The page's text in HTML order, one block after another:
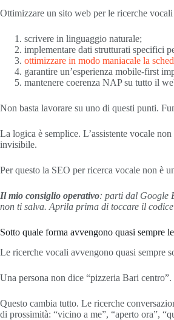
Ottimizzare un sito web per le ricerche
scrivere in linguaggio naturale;
implementare dati strutturati specifici
ottimizzare in modo maniacale la
garantire un’esperienza mobile-first
mantenere coerenza NAP su tutto il
Non basta lavorare su uno di questi punti.
La logica è semplice. L’assistente vocale
invisibile.
Per questo la SEO per ricerca vocale non è
Il mio consiglio operativo: parti dal Google
non ti salva. Aprila prima di toccare il
Sotto quale forma avvengono quasi sempre
Le ricerche vocali avvengono quasi sempre
Una persona non dice “pizzeria Bari
Questo cambia tutto. Le ricerche
di prossimità: “vicino a me”, “aperto ora”,